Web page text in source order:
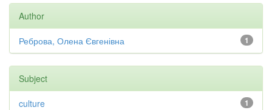
Author
1
Реброва, Олена Євгенівна
Subject
1
culture